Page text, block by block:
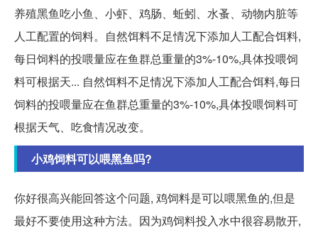
养殖黑鱼吃小鱼、小虾、鸡肠、蚯蚓、水蚤、动物内脏等
人工配置的饲料。自然饵料不足情况下添加人工配合饵料,
每日饲料的投喂量应在鱼群总重量的3%-10%,具体投喂饲
料可根据天... 自然饵料不足情况下添加人工配合饵料,每日
饲料的投喂量应在鱼群总重量的3%-10%,具体投喂饲料可
根据天气、吃食情况改变。
小鸡饲料可以喂黑鱼吗?
你好很高兴能回答这个问题, 鸡饲料是可以喂黑鱼的,但是
最好不要使用这种方法。因为鸡饲料投入水中很容易散开,